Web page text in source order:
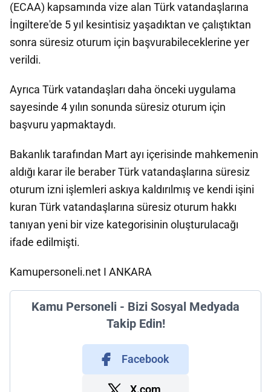
(ECAA) kapsamında vize alan Türk vatandaşlarına
İngiltere'de 5 yıl kesintisiz yaşadıktan ve çalıştıktan
sonra süresiz oturum için başvurabileceklerine yer
verildi.
Ayrıca Türk vatandaşları daha önceki uygulama
sayesinde 4 yılın sonunda süresiz oturum için
başvuru yapmaktaydı.
Bakanlık tarafından Mart ayı içerisinde mahkemenin
aldığı karar ile beraber Türk vatandaşlarına süresiz
oturum izni işlemleri askıya kaldırılmış ve kendi işini
kuran Türk vatandaşlarına süresiz oturum hakkı
tanıyan yeni bir vize kategorisinin oluşturulacağı
ifade edilmişti.
Kamupersoneli.net I ANKARA
Kamu Personeli - Bizi Sosyal Medyada
Takip Edin!
Facebook
X.com